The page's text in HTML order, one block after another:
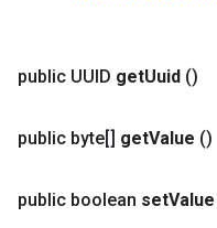
public UUID getUuid ()
public byte[] getValue ()
public boolean setValue